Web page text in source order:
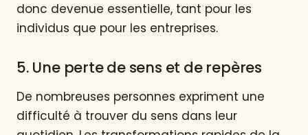
donc devenue essentielle, tant pour les
individus que pour les entreprises.
5. Une perte de sens et de repères
De nombreuses personnes expriment une
difficulté à trouver du sens dans leur